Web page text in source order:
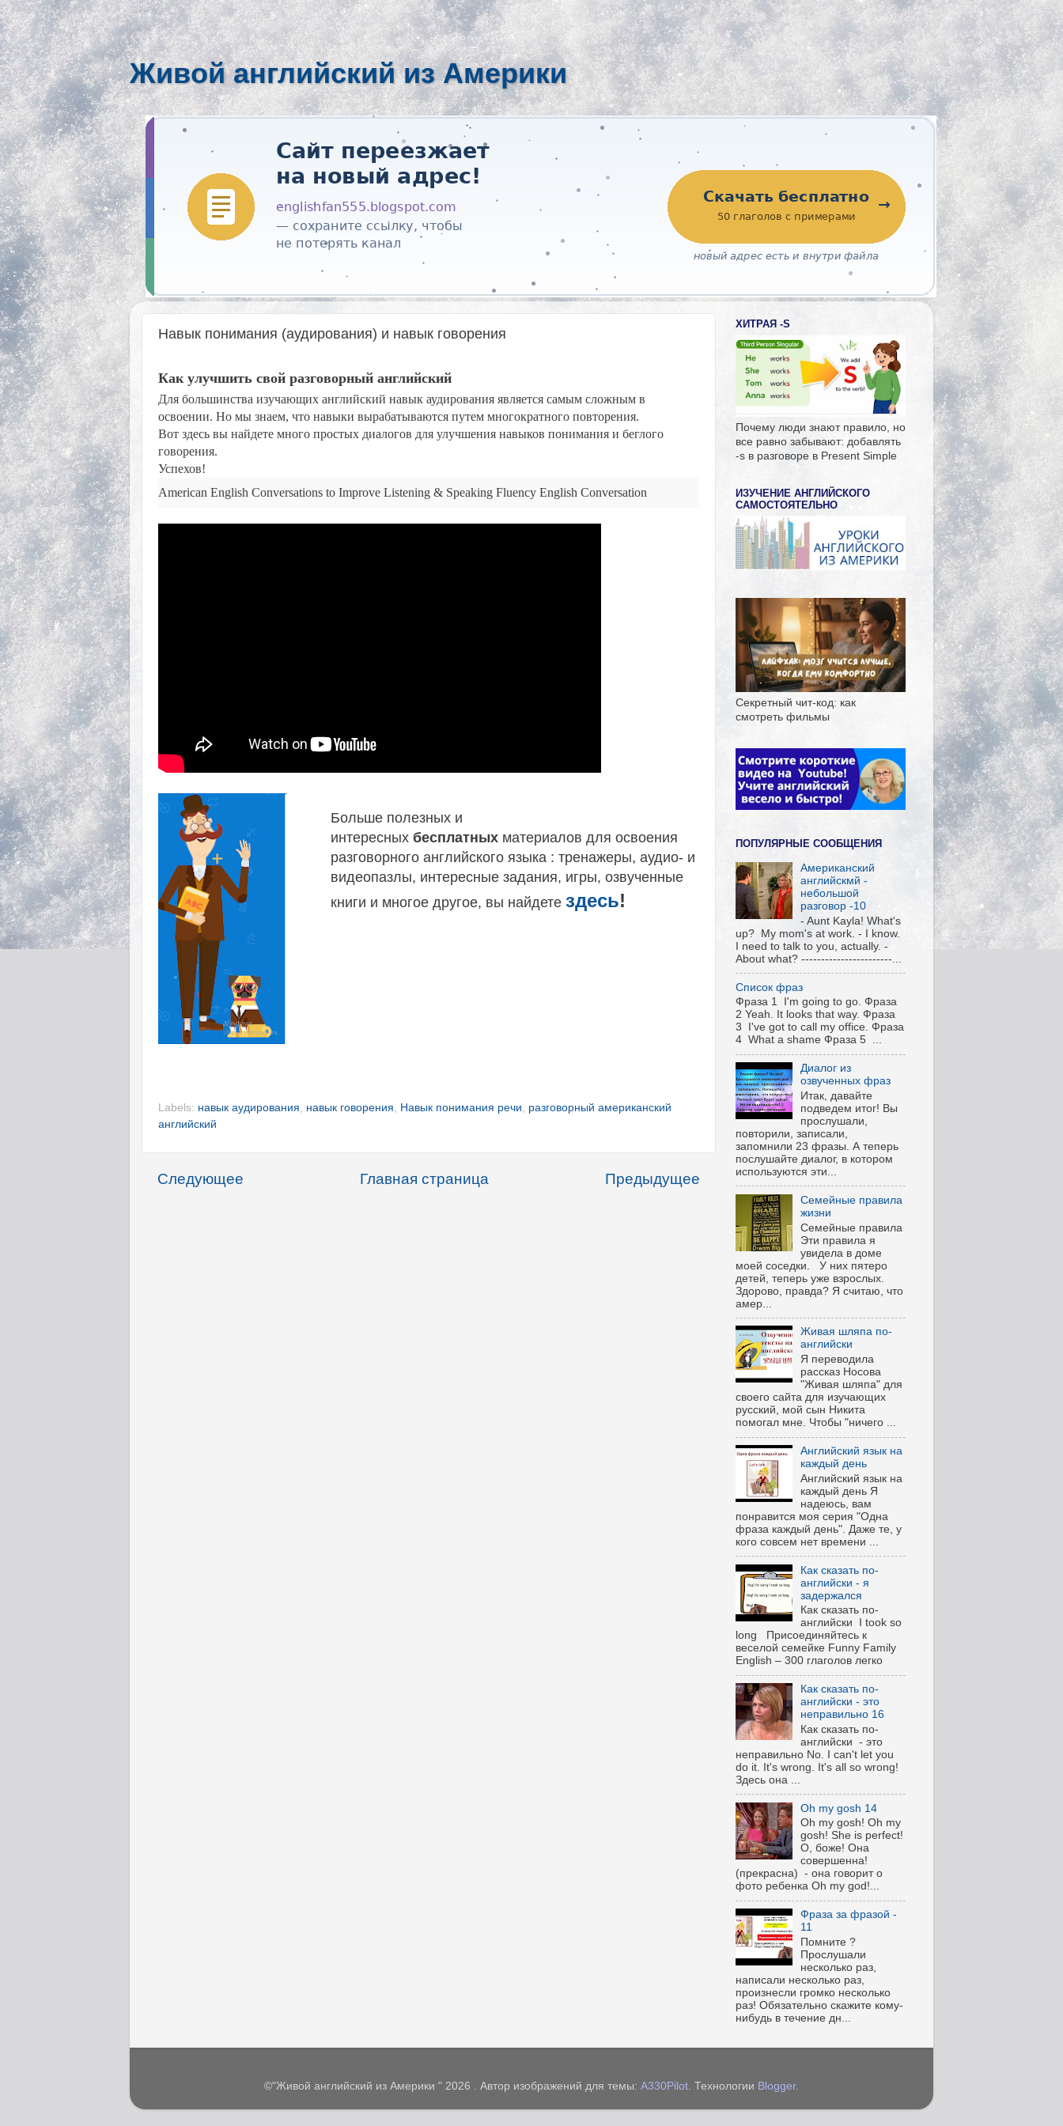
Живой английский из Америки
Навык понимания (аудирования) и навык говорения
Как улучшить свой разговорный английский
Для большинства изучающих английский навык аудирования является самым сложным в
освоении. Но мы знаем, что навыки вырабатываются путем многократного повторения.
Вот здесь вы найдете много простых диалогов для улучшения навыков понимания и беглого
говорения.
Успехов!
American English Conversations to Improve Listening & Speaking Fluency English Conversation
Больше полезных и
интересных бесплатныхматериалов для освоения
разговорного английского языка : тренажеры, аудио- и
видеопазлы, интересные задания, игры, озвученные
книги и многое другое, вы найдете здесь!
Labels: навык аудирования навык говорения Навык понимания речи
разговорный американский
английский
Следующее Предыдущее
Главная страница
ХИТРАЯ -S
Почему люди знают правило, но
все равно забывают: добавлять
-s в разговоре в Present Simple
ИЗУЧЕНИЕ АНГЛИЙСКОГО
САМОСТОЯТЕЛЬНО
Секретный чит-код: как
смотреть фильмы
ПОПУЛЯРНЫЕ СООБЩЕНИЯ
Американский
английскмй -
небольшой
разговор -10
- Aunt Kayla! What's
up? My mom's at work. - I know.
I need to talk to you, actually. -
About what? -----------------------...
Список фраз
Фраза 1 I'm going to go. Фраза
2 Yeah. It looks that way. Фраза
3 I've got to call my office. Фраза
4 What a shame Фраза 5 ...
Диалог из
озвученных фраз
Итак, давайте
подведем итог! Вы
прослушали,
повторили, записали,
запомнили 23 фразы. А теперь
послушайте диалог, в котором
используются эти...
Семейные правила
жизни
Семейные правила
Эти правила я
увидела в доме
моей соседки. У них пятеро
детей, теперь уже взрослых.
Здорово, правда? Я считаю, что
амер...
Живая шляпа по-
английски
Я переводила
рассказ Носова
"Живая шляпа" для
своего сайта для изучающих
русский, мой сын Никита
помогал мне. Чтобы "ничего ...
Английский язык на
каждый день
Английский язык на
каждый день Я
надеюсь, вам
понравится моя серия "Одна
фраза каждый день". Даже те, у
кого совсем нет времени ...
Как сказать по-
английски - я
задержался
Как сказать по-
английски I took so
long Присоединяйтесь к
веселой семейке Funny Family
English – 300 глаголов легко
Как сказать по-
английски - это
неправильно 16
Как сказать по-
английски - это
неправильно No. I can't let you
do it. It's wrong. It's all so wrong!
Здесь она ...
Oh my gosh 14
Oh my gosh! Oh my
gosh! She is perfect!
О, боже! Она
совершенна!
(прекрасна) - она говорит о
фото ребенка Oh my god!...
Фраза за фразой -
11
Помните ?
Прослушали
несколько раз,
написали несколько раз,
произнесли громко несколько
раз! Обязательно скажите кому-
нибудь в течение дн...
©"Живой английский из Америки " 2026 . Автор изображений для темы: A330Pilot. Технологии Blogger.